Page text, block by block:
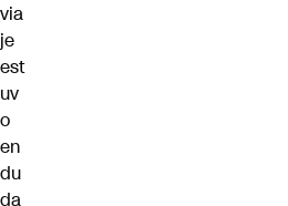
via
je
est
uv
o
en
du
da